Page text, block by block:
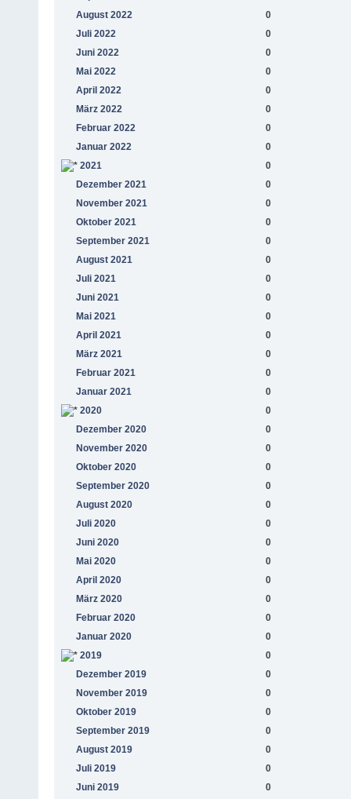
August 2022
0
Juli 2022
0
Juni 2022
0
Mai 2022
0
April 2022
0
März 2022
0
Februar 2022
0
Januar 2022
0
2021
0
Dezember 2021
0
November 2021
0
Oktober 2021
0
September 2021
0
August 2021
0
Juli 2021
0
Juni 2021
0
Mai 2021
0
April 2021
0
März 2021
0
Februar 2021
0
Januar 2021
0
2020
0
Dezember 2020
0
November 2020
0
Oktober 2020
0
September 2020
0
August 2020
0
Juli 2020
0
Juni 2020
0
Mai 2020
0
April 2020
0
März 2020
0
Februar 2020
0
Januar 2020
0
2019
0
Dezember 2019
0
November 2019
0
Oktober 2019
0
September 2019
0
August 2019
0
Juli 2019
0
Juni 2019
0